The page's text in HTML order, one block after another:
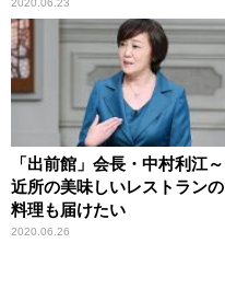
2020.06.23
「出前館」会長・中村利江～
近所の美味しいレストランの
料理も届けたい
2020.06.26